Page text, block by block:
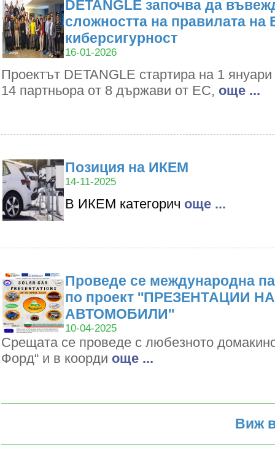
DETANGLE започва да
сложността на правилата на
киберсигурност
16-01-2026
Проектът DETANGLE стартира на 1
14 партньора от 8 държави от ЕС, oще ...
Позиция на ИКЕМ
14-11-2025
В ИКЕМ категорич oще ...
Проведе се международна
по проект ''ПРЕЗЕНТАЦИИ
АВТОМОБИЛИ''
10-04-2025
Срещата се проведе с любезното
Форд“ и в коорди oще ...
Виж